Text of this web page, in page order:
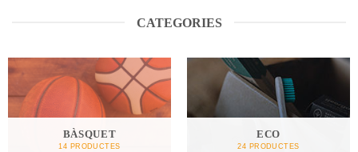
CATEGORIES
BÀSQUET
14 PRODUCTES
ECO
24 PRODUCTES